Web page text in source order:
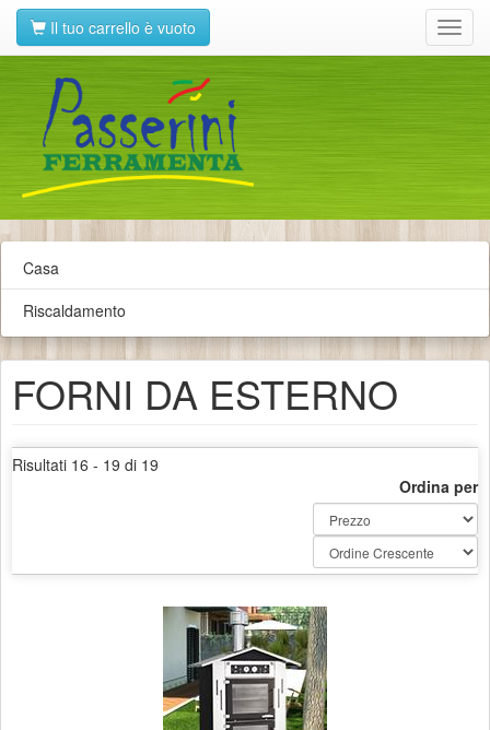
Il tuo carrello è vuoto
Casa
Riscaldamento
FORNI DA ESTERNO
Risultati 16 - 19 di 19
Ordina per